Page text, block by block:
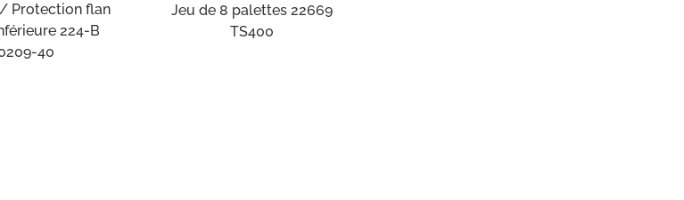
Protection flan
224-B
40
Jeu de 8 palettes 22669
TS400